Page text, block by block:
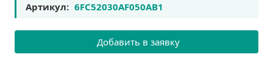
Артикул: 6FC52030AF050AB1
Добавить в заявку